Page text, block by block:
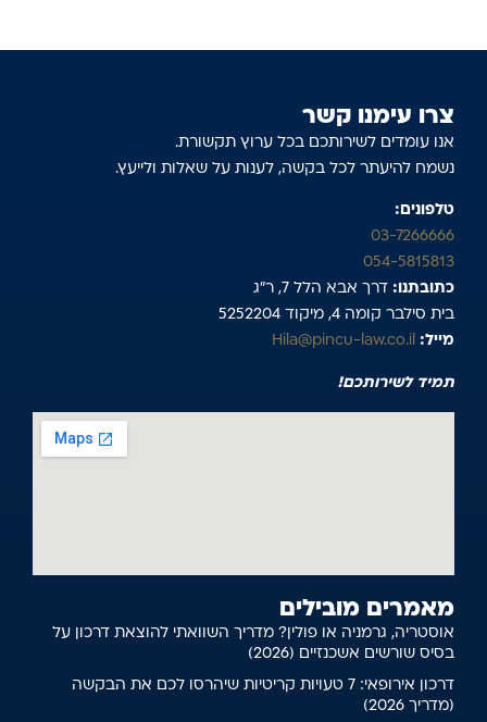
צרו עימנו קשר
אנו עומדים לשירותכם בכל ערוץ תקשורת.
נשמח להיעתר לכל בקשה, לענות על שאלות ולייעץ.
טלפונים:
03-7266666
054-5815813
כתובתנו: דרך אבא הלל 7, ר”ג
בית סילבר קומה 4, מיקוד 5252204
מייל:
Hila@pincu-law.co.il
תמיד לשירותכם!
מאמרים מובילים
אוסטריה, גרמניה או פולין? מדריך השוואתי להוצאת דרכון על
בסיס שורשים אשכנזיים (2026)
דרכון אירופאי: 7 טעויות קריטיות שיהרסו לכם את הבקשה
(מדריך 2026)